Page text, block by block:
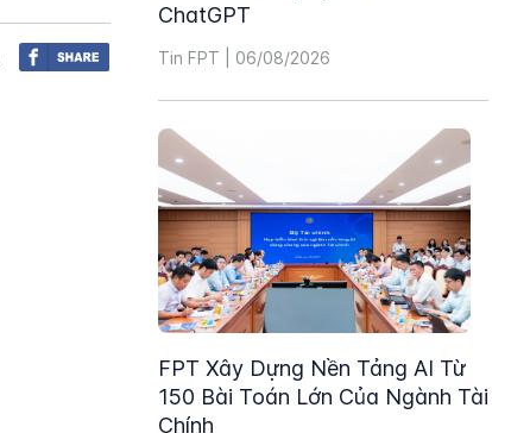
ChatGPT
Tin FPT | 06/08/2026
FPT Xây Dựng Nền Tảng AI Từ
150 Bài Toán Lớn Của Ngành Tài
Chính